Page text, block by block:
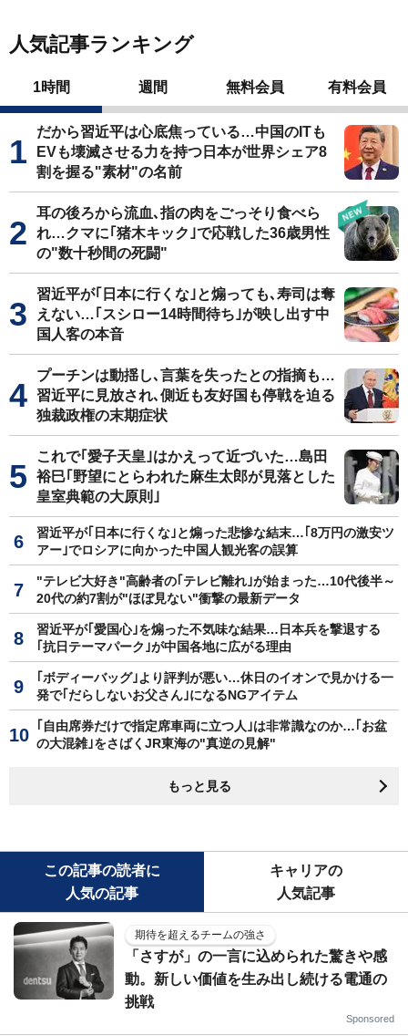
人気記事ランキング
1時間 週間 無料会員 有料会員
だから習近平は心底焦っている…中国のITも
EVも壊滅させる力を持つ日本が世界シェア8
割を握る"素材"の名前
耳の後ろから流血､指の肉をごっそり食べら
れ…クマに｢猪木キック｣で応戦した36歳男性
の"数十秒間の死闘"
習近平が｢日本に行くな｣と煽っても､寿司は奪
えない…｢スシロー14時間待ち｣が映し出す中
国人客の本音
プーチンは動揺し､言葉を失ったとの指摘も…
習近平に見放され､側近も友好国も停戦を迫る
独裁政権の末期症状
これで｢愛子天皇｣はかえって近づいた…島田
裕巳｢野望にとらわれた麻生太郎が見落とした
皇室典範の大原則｣
習近平が｢日本に行くな｣と煽った悲惨な結末…｢8万円の激安ツ
アー｣でロシアに向かった中国人観光客の誤算
"テレビ大好き"高齢者の｢テレビ離れ｣が始まった…10代後半～
20代の約7割が"ほぼ見ない"衝撃の最新データ
習近平が｢愛国心｣を煽った不気味な結果…日本兵を撃退する
｢抗日テーマパーク｣が中国各地に広がる理由
｢ボディーバッグ｣より評判が悪い…休日のイオンで見かける一
発で｢だらしないお父さん｣になるNGアイテム
｢自由席券だけで指定席車両に立つ人｣は非常識なのか…｢お盆
の大混雑｣をさばくJR東海の"真逆の見解"
もっと見る
この記事の読者に
人気の記事
キャリアの
人気記事
期待を超えるチームの強さ
「さすが」の一言に込められた驚きや感
動。新しい価値を生み出し続ける電通の
挑戦
Sponsored